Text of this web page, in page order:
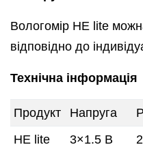
Вологомір HE lite
відповідно до
Технічна інформація
Продукт Напруга
НЕ lite
3×1.5 В